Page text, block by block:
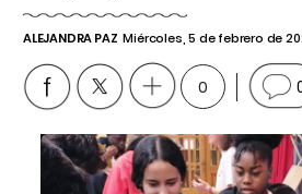
ALEJANDRA PAZ Miércoles, 5 de febrero de
0